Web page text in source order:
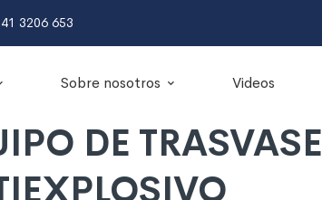
3206 653
Sobre nosotros Videos
DE TRASVASE